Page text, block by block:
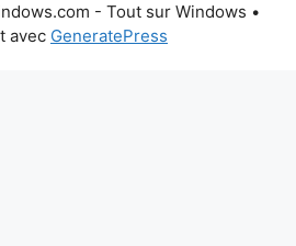
- Tout sur Windows •
avec GeneratePress